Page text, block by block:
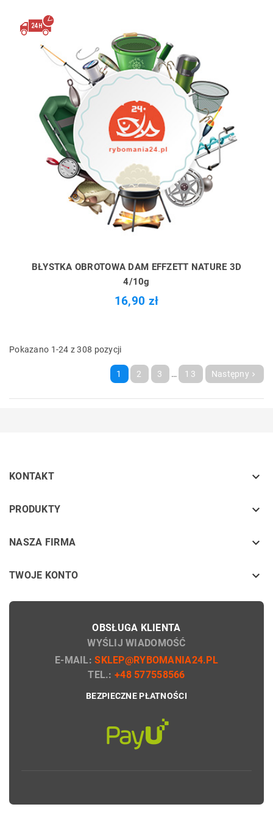
BŁYSTKA OBROTOWA DAM EFFZETT NATURE 3D
4/10g
16,90 zł
Pokazano 1-24 z 308 pozycji
1 2 3 … 13 Następny 
KONTAKT 
PRODUKTY keyboard_arrow_down
NASZA FIRMA keyboard_arrow_down
TWOJE KONTO 
OBSŁUGA KLIENTA
WYŚLIJ WIADOMOŚĆ
E-MAIL:SKLEP@RYBOMANIA24.PL
TEL.:+48 577558566
BEZPIECZNE PŁATNOŚCI